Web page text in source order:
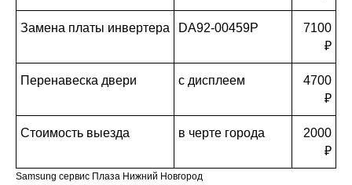
Замена платы инвертера DA92-00459P
7100
₽
Перенавеска двери с дисплеем
4700
₽
Стоимость выезда в черте города
2000
₽
Samsung сервис Плаза Нижний Новгород